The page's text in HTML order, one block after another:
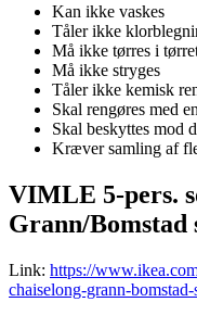
Kan ikke vaskes
Tåler ikke
Må ikke tørres i
Må ikke stryges
Tåler ikke kemisk
Skal rengøres med
Skal beskyttes mod
Kræver samling af
VIMLE 5-pers.
Grann/Bomstad
Link: https://
chaiselong-grann-